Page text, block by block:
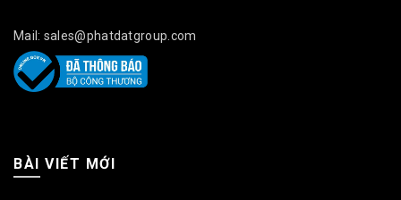
Mail: sales@phatdatgroup.com
BÀI VIẾT MỚI